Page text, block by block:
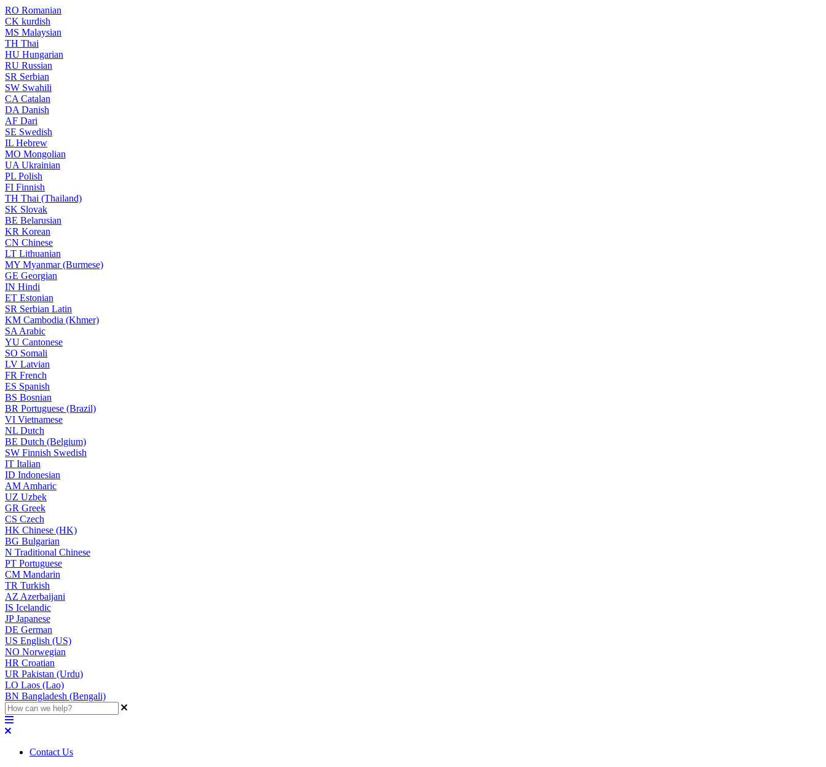
RO Romanian
CK kurdish
MS Malaysian
TH Thai
HU Hungarian
RU Russian
SR Serbian
SW Swahili
CA Catalan
DA Danish
AF Dari
SE Swedish
IL Hebrew
MO Mongolian
UA Ukrainian
PL Polish
FI Finnish
TH Thai (Thailand)
SK Slovak
BE Belarusian
KR Korean
CN Chinese
LT Lithuanian
MY Myanmar (Burmese)
GE Georgian
IN Hindi
ET Estonian
SR Serbian Latin
KM Cambodia (Khmer)
SA Arabic
YU Cantonese
SO Somali
LV Latvian
FR French
ES Spanish
BS Bosnian
BR Portuguese (Brazil)
VI Vietnamese
NL Dutch
BE Dutch (Belgium)
SW Finnish Swedish
IT Italian
ID Indonesian
AM Amharic
UZ Uzbek
GR Greek
CS Czech
HK Chinese (HK)
BG Bulgarian
N Traditional Chinese
PT Portuguese
CM Mandarin
TR Turkish
AZ Azerbaijani
IS Icelandic
JPJapanese
DE German
US English (US)
NO Norwegian
HR Croatian
UR Pakistan (Urdu)
LO Laos (Lao)
BN Bangladesh (Bengali)
Contact Us